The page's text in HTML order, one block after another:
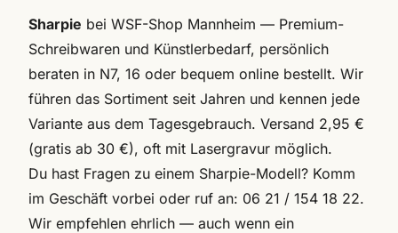
Sharpie bei WSF-Shop Mannheim — Premium-
Schreibwaren und Künstlerbedarf, persönlich
beraten in N7, 16 oder bequem online bestellt. Wir
führen das Sortiment seit Jahren und kennen jede
Variante aus dem Tagesgebrauch. Versand 2,95 €
(gratis ab 30 €), oft mit Lasergravur möglich.
Du hast Fragen zu einem Sharpie-Modell? Komm
im Geschäft vorbei oder ruf an: 06 21 / 154 18 22.
Wir empfehlen ehrlich — auch wenn ein